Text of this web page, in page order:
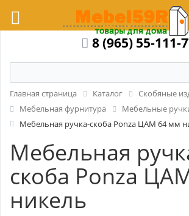
8 (965) 55-111-
Главная страница Каталог
Скобяные
Мебельная фурнитура
Мебельные
Мебельная ручка-скоба Ponza ЦАМ 64 мм
Мебельная
скоба Ponza
никель